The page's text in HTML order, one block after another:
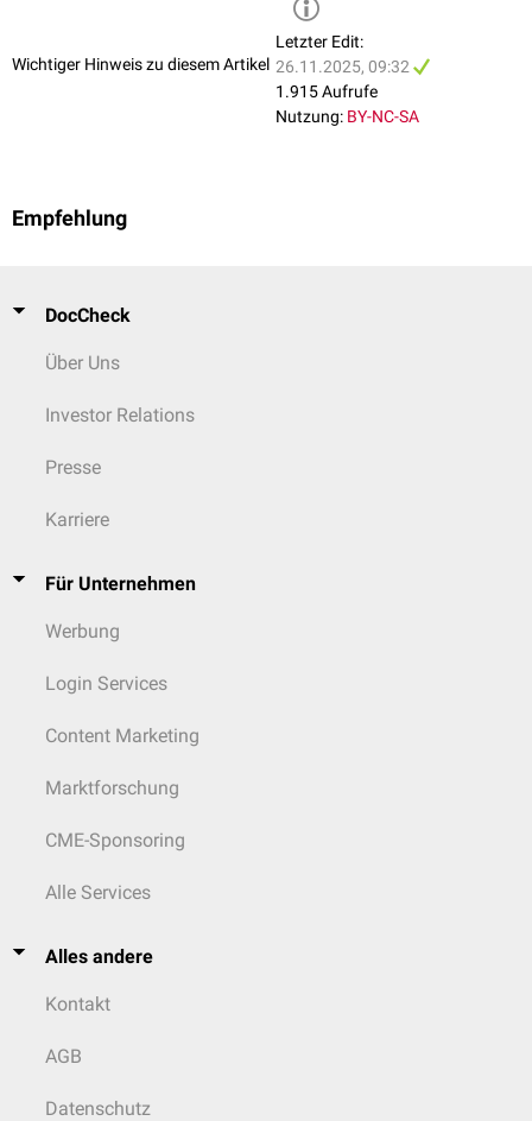
Wichtiger Hinweis zu diesem Artikel
Letzter Edit:
26.11.2025, 09:32
1.915 Aufrufe
Nutzung: BY-NC-SA
Empfehlung
DocCheck
Über Uns
Investor Relations
Presse
Karriere
Für Unternehmen
Werbung
Login Services
Content Marketing
Marktforschung
CME-Sponsoring
Alle Services
Alles andere
Kontakt
AGB
Datenschutz